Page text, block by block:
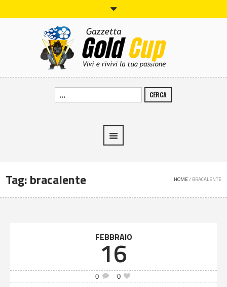
CERCA
Tag:bracalente HOME/ BRACALENTE
FEBBRAIO
16
0 0